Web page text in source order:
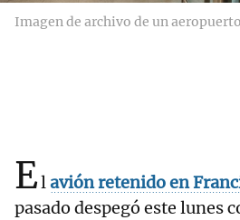
Imagen de archivo de un
Elavión retenido en
pasado despegó este lunes